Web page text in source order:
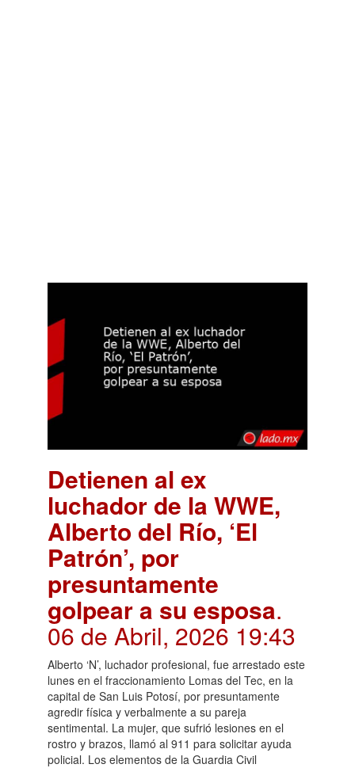
Detienen al ex
luchador de la WWE,
Alberto del Río, ‘El
Patrón’, por
presuntamente
golpear a su esposa.
06 de Abril, 2026 19:43
Alberto ‘N’, luchador profesional, fue arrestado este
lunes en el fraccionamiento Lomas del Tec, en la
capital de San Luis Potosí, por presuntamente
agredir física y verbalmente a su pareja
sentimental. La mujer, que sufrió lesiones en el
rostro y brazos, llamó al 911 para solicitar ayuda
policial. Los elementos de la Guardia Civil